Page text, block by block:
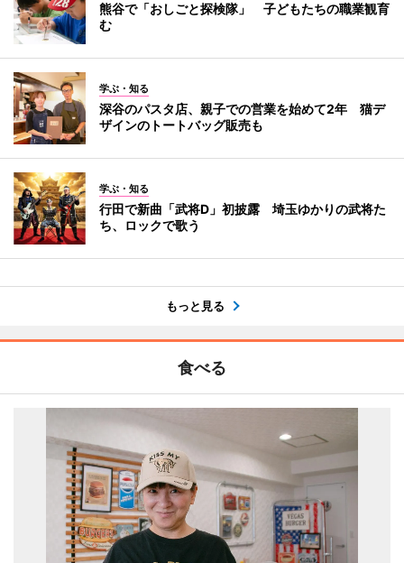
熊谷で「おしごと探検隊」 子どもたちの職業観育
む
学ぶ・知る
深谷のパスタ店、親子での営業を始めて2年 猫デ
ザインのトートバッグ販売も
学ぶ・知る
行田で新曲「武将D」初披露 埼玉ゆかりの武将た
ち、ロックで歌う
もっと見る
食べる